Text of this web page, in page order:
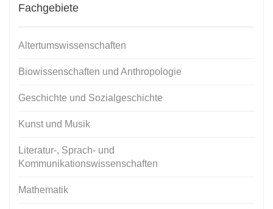
Fachgebiete
Altertumswissenschaften
Biowissenschaften und Anthropologie
Geschichte und Sozialgeschichte
Kunst und Musik
Literatur-, Sprach- und
Kommunikationswissenschaften
Mathematik